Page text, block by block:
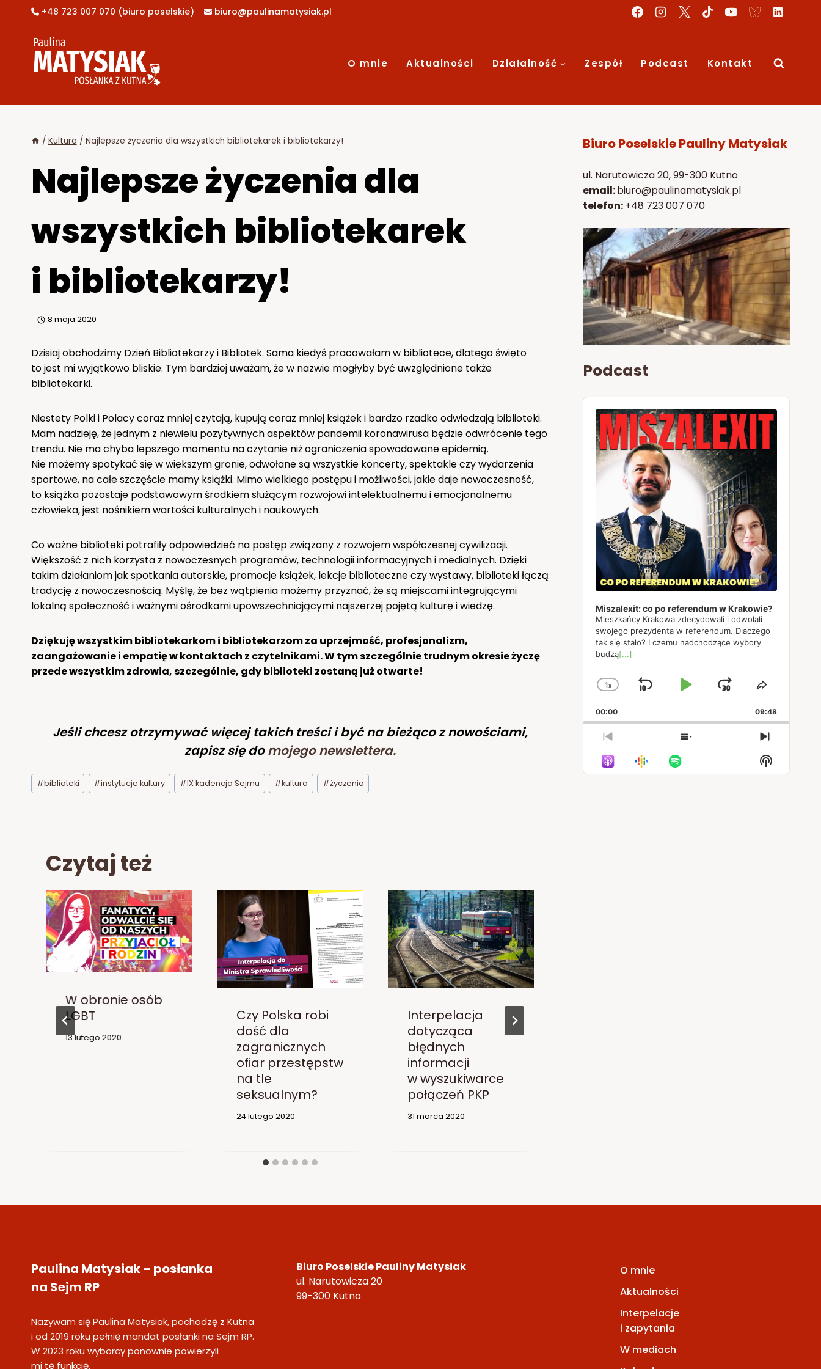
Przejdź +48 723 007 070 (biuro poselskie)  biuro@paulinamatysiak.pl
O mnie Aktualności Działalność Zespół Podcast Kontakt
/ Kultura / Najlepsze życzenia dla wszystkich bibliotekarek i bibliotekarzy!
Najlepsze życzenia dla
wszystkich bibliotekarek
i bibliotekarzy!
8 maja 2020
Dzisiaj obchodzimy Dzień Bibliotekarzy i Bibliotek. Sama kiedyś pracowałam w bibliotece, dlatego święto
to jest mi wyjątkowo bliskie. Tym bardziej uważam, że w nazwie mogłyby być uwzględnione także
bibliotekarki.
Niestety Polki i Polacy coraz mniej czytają, kupują coraz mniej książek i bardzo rzadko odwiedzają biblioteki.
Mam nadzieję, że jednym z niewielu pozytywnych aspektów pandemii koronawirusa będzie odwrócenie tego
trendu. Nie ma chyba lepszego momentu na czytanie niż ograniczenia spowodowane epidemią.
Nie możemy spotykać się w większym gronie, odwołane są wszystkie koncerty, spektakle czy wydarzenia
sportowe, na całe szczęście mamy książki. Mimo wielkiego postępu i możliwości, jakie daje nowoczesność,
to książka pozostaje podstawowym środkiem służącym rozwojowi intelektualnemu i emocjonalnemu
człowieka, jest nośnikiem wartości kulturalnych i naukowych.
Co ważne biblioteki potrafiły odpowiedzieć na postęp związany z rozwojem współczesnej cywilizacji.
Większość z nich korzysta z nowoczesnych programów, technologii informacyjnych i medialnych. Dzięki
takim działaniom jak spotkania autorskie, promocje książek, lekcje biblioteczne czy wystawy, biblioteki łączą
tradycję z nowoczesnością. Myślę, że bez wątpienia możemy przyznać, że są miejscami integrującymi
lokalną społeczność i ważnymi ośrodkami upowszechniającymi najszerzej pojętą kulturę i wiedzę.
Dziękuję wszystkim bibliotekarkom i bibliotekarzom za uprzejmość, profesjonalizm,
zaangażowanie i empatię w kontaktach z czytelnikami. W tym szczególnie trudnym okresie życzę
przede wszystkim zdrowia, szczególnie, gdy biblioteki zostaną już otwarte!
Jeśli chcesz otrzymywać więcej takich treści i być na bieżąco z nowościami,
zapisz się do mojego newslettera.
Tagi
wpisu:
#biblioteki #instytucje kultury #IX kadencja Sejmu #kultura #życzenia
Czytaj też
W obronie osób
LGBT
13 lutego 2020
Czy Polska robi
dość dla
zagranicznych
ofiar przestępstw
na tle
seksualnym?
24 lutego 2020
Interpelacja
dotycząca
błędnych
informacji
w wyszukiwarce
połączeń PKP
31 marca 2020
Biuro Poselskie Pauliny Matysiak
ul. Narutowicza 20, 99-300 Kutno
email:biuro@paulinamatysiak.pl
telefon:+48 723 007 070
Podcast
Audio
Player
Miszalexit: co po referendum w Krakowie?
Mieszkańcy Krakowa zdecydowali i odwołali
swojego prezydenta w referendum. Dlaczego
tak się stało? I czemu nadchodzące wybory
budzą[...]
Change
Rate
1x
Skip
Play Jump
Forward
Share
Episode
00:00 09:48
Previous
Episode
Show
Episodes
Next
Episode
Show
Podcast
Paulina Matysiak – posłanka
na Sejm RP
Nazywam się Paulina Matysiak, pochodzę z Kutna
i od 2019 roku pełnię mandat posłanki na Sejm RP.
W 2023 roku wyborcy ponownie powierzyli
mi tę funkcję.
Biuro Poselskie Pauliny Matysiak
ul. Narutowicza 20
99-300 Kutno
O mnie
Aktualności
Interpelacje
i zapytania
W mediach